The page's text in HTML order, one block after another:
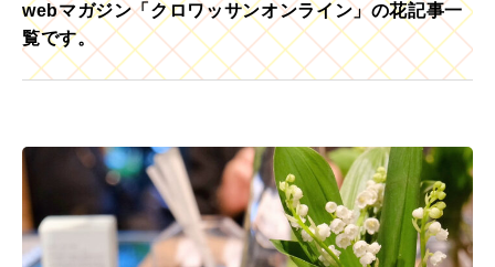
webマガジン「クロワッサンオンライン」の花記事一
覧です。